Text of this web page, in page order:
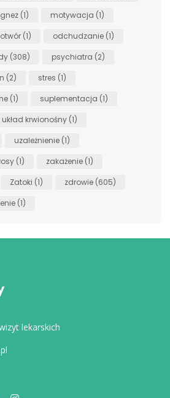
(1) motywacja (1)
(1) odchudzanie (1)
(308) psychiatra (2)
(2) stres (1)
(1) suplementacja (1)
układ krwionośny (1)
uzależnienie (1)
(1) zakażenie (1)
Zatoki (1) zdrowie (605)
(1)
lekarskich